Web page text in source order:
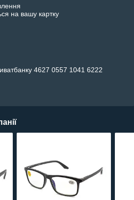
на вашу картку
4627 0557 1041 6222